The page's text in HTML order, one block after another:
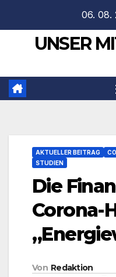
springen
06. 08.
UNSER
AKTUELLER BEITRAG
STUDIEN
Die
Corona-
Von Redaktion